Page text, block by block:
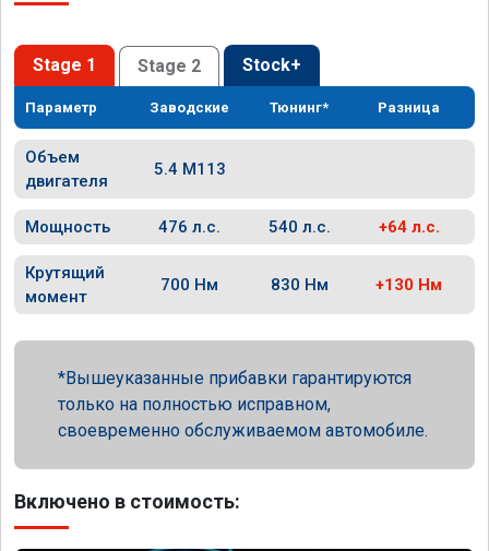
Stage 1 Stage 2 Stock+
Параметр Заводские Тюнинг* Разница
Объем
двигателя
5.4 M113
Мощность 476 л.с. 540 л.с. +64 л.с.
Крутящий
момент
700 Нм 830 Нм +130 Нм
Вышеуказанные прибавки гарантируются
только на полностью исправном,
своевременно обслуживаемом автомобиле.
Включено в стоимость: